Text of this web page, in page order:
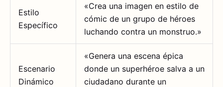
Estilo
Específico
«Crea una imagen en estilo de
cómic de un grupo de héroes
luchando contra un monstruo.»
Escenario
Dinámico
«Genera una escena épica
donde un superhéroe salva a un
ciudadano durante un